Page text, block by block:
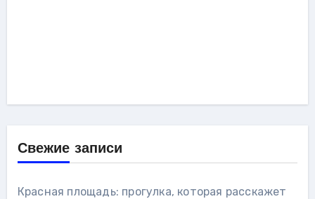
Свежие записи
Красная площадь: прогулка, которая расскажет